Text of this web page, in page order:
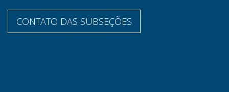
CONTATO DAS SUBSEÇÕES